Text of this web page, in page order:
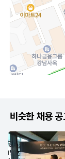
비슷한 채용 공